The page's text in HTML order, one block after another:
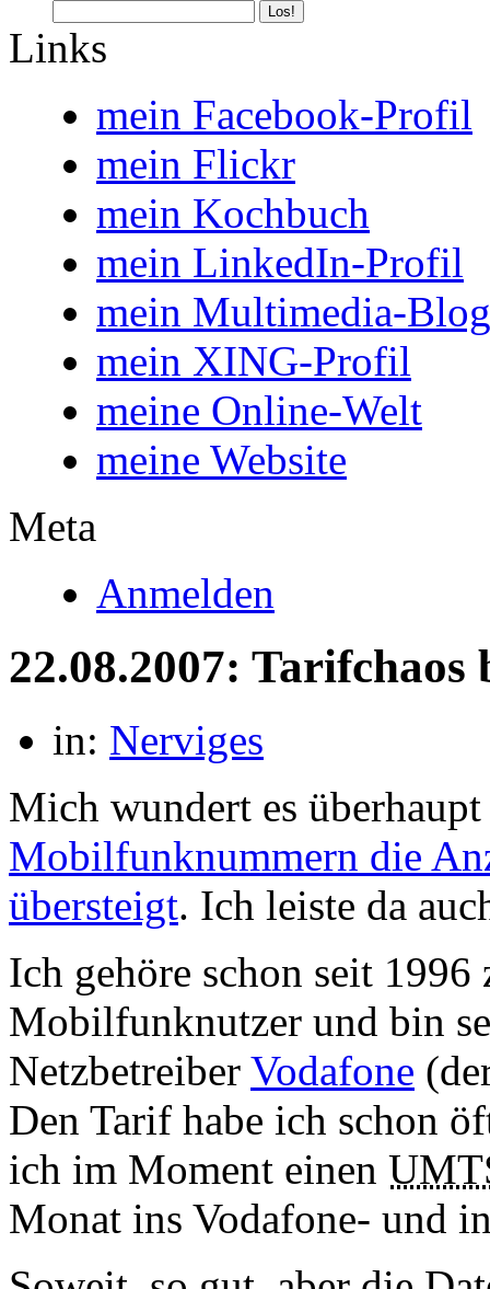
Links
mein Facebook-Profil
mein Flickr
mein Kochbuch
mein LinkedIn-Profil
mein Multimedia-Blog
mein XING-Profil
meine Online-Welt
meine Website
Meta
Anmelden
22.08.2007: Tarifchaos
in: Nerviges
Mich wundert es
Mobilfunknummern die
übersteigt. Ich leiste da
Ich gehöre schon seit 1996
Mobilfunknutzer und bin
Netzbetreiber Vodafone
Den Tarif habe ich schon
ich im Moment einen
Monat ins Vodafone- und